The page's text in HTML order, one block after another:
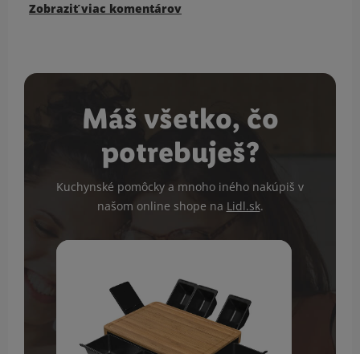
Zobraziť viac komentárov
Máš všetko, čo
potrebuješ?
Kuchynské pomôcky a mnoho iného nakúpiš v
našom online shope na Lidl.sk.